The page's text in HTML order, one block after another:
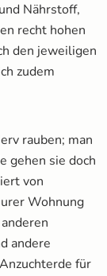
Nährstoff,
recht hohen
den jeweiligen
zudem
rauben; man
gehen sie doch
von
Wohnung
andere
für